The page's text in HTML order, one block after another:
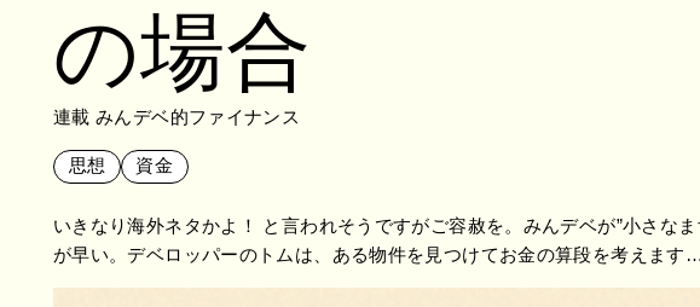
の場合
連載 みんデベ的ファイナンス
思想 資金
いきなり海外ネタかよ！ と言われそうですがご容赦を。みんデベが”小さな
が早い。デベロッパーのトムは、ある物件を見つけてお金の算段を考えま